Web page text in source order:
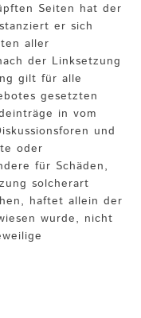
Seiten hat der
er sich
aller
der Linksetzung
gilt für alle
gesetzten
in vom
und
oder
für Schäden,
solcherart
haftet allein der
wurde, nicht